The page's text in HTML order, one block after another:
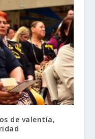
de valentía,